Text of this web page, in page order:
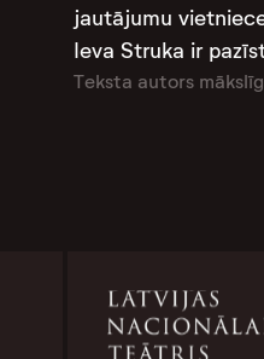
jautājumu
Ieva Struka ir
Teksta autors